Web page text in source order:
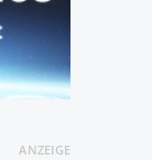
ANZEIGE